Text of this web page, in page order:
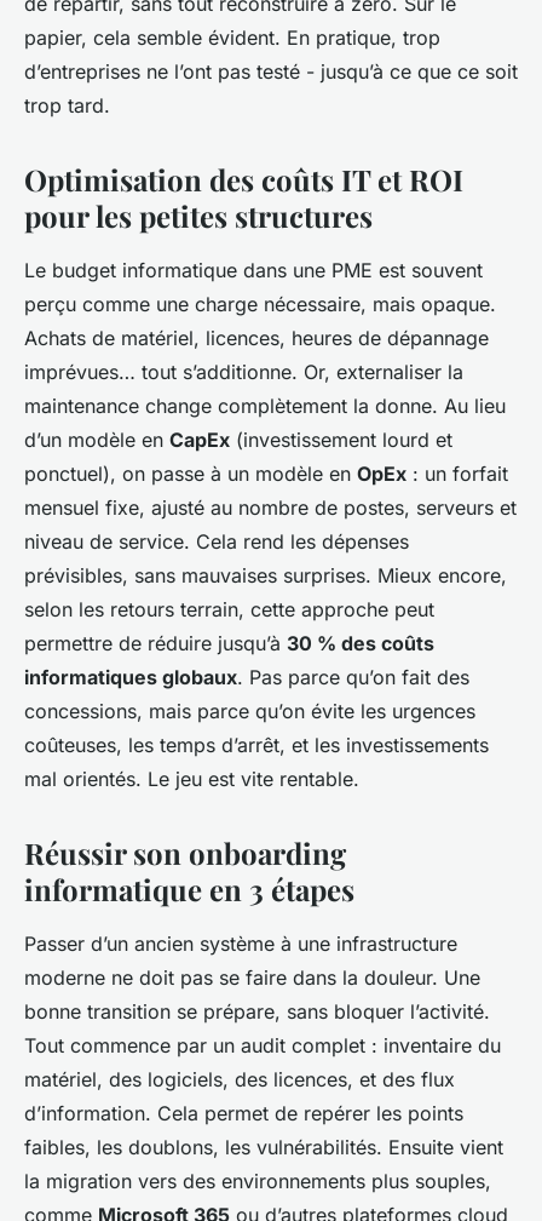
papier, cela semble évident. En pratique, trop
d’entreprises ne l’ont pas testé - jusqu’à ce que ce soit
trop tard.
Optimisation des coûts IT et ROI
pour les petites structures
Le budget informatique dans une PME est souvent
perçu comme une charge nécessaire, mais opaque.
Achats de matériel, licences, heures de dépannage
imprévues… tout s’additionne. Or, externaliser la
maintenance change complètement la donne. Au lieu
d’un modèle en CapEx (investissement lourd et
ponctuel), on passe à un modèle en OpEx : un forfait
mensuel fixe, ajusté au nombre de postes, serveurs et
niveau de service. Cela rend les dépenses
prévisibles, sans mauvaises surprises. Mieux encore,
selon les retours terrain, cette approche peut
permettre de réduire jusqu’à 30 % des coûts
informatiques globaux. Pas parce qu’on fait des
concessions, mais parce qu’on évite les urgences
coûteuses, les temps d’arrêt, et les investissements
mal orientés. Le jeu est vite rentable.
Réussir son onboarding
informatique en 3 étapes
Passer d’un ancien système à une infrastructure
moderne ne doit pas se faire dans la douleur. Une
bonne transition se prépare, sans bloquer l’activité.
Tout commence par un audit complet : inventaire du
matériel, des logiciels, des licences, et des flux
d’information. Cela permet de repérer les points
faibles, les doublons, les vulnérabilités. Ensuite vient
la migration vers des environnements plus souples,
comme Microsoft 365 ou d’autres plateformes cloud